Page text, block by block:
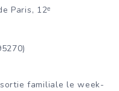
Paris, 12ᵉ
familiale le week-